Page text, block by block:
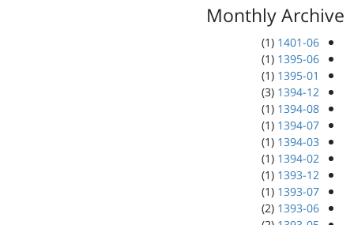
Monthly Archive
1401-06
(1)
1395-06
(1)
1395-01
(1)
1394-12
(3)
1394-08
(1)
1394-07
(1)
1394-03
(1)
1394-02
(1)
1393-12
(1)
1393-07
(1)
1393-06
(2)